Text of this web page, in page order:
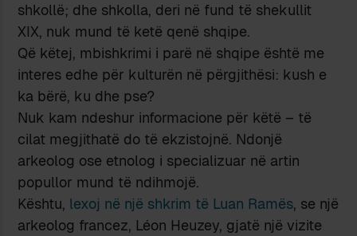
shkollë; dhe shkolla, deri në fund të shekullit
XIX, nuk mund të ketë qenë shqipe.
Që këtej, mbishkrimi i parë në shqipe është me
interes edhe për kulturën në përgjithësi: kush e
ka bërë, ku dhe pse?
Nuk kam ndeshur informacione për këtë – të
cilat megjithatë do të ekzistojnë. Ndonjë
arkeolog ose etnolog i specializuar në artin
popullor mund të ndihmojë.
Kështu, lexoj në një shkrim të Luan Ramës, se një
arkeolog francez, Léon Heuzey, gjatë një vizite